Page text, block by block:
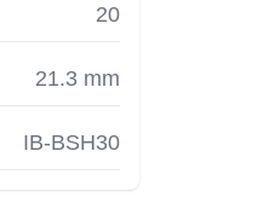
20
21.3 mm
IB-BSH30